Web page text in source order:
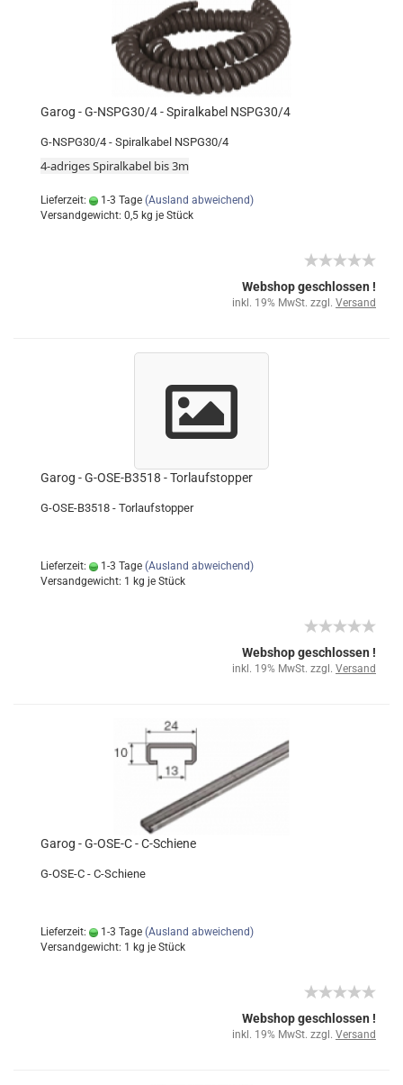
Garog - G-NSPG30/4 - Spiralkabel NSPG30/4
G-NSPG30/4 - Spiralkabel NSPG30/4
4-adriges Spiralkabel bis 3m
Lieferzeit: 1-3 Tage (Ausland abweichend)
Versandgewicht: 0,5 kg je Stück
Webshop geschlossen !
inkl. 19% MwSt. zzgl. Versand
Garog - G-OSE-B3518 - Torlaufstopper
G-OSE-B3518 - Torlaufstopper
Lieferzeit: 1-3 Tage (Ausland abweichend)
Versandgewicht: 1 kg je Stück
Webshop geschlossen !
inkl. 19% MwSt. zzgl. Versand
Garog - G-OSE-C - C-Schiene
G-OSE-C - C-Schiene
Lieferzeit: 1-3 Tage (Ausland abweichend)
Versandgewicht: 1 kg je Stück
Webshop geschlossen !
inkl. 19% MwSt. zzgl. Versand